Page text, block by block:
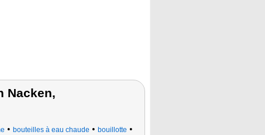
Nacken,
• bouteilles à eau chaude • bouillotte •